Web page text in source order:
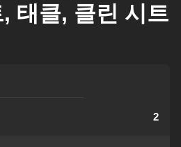
태클, 클린 시트
2